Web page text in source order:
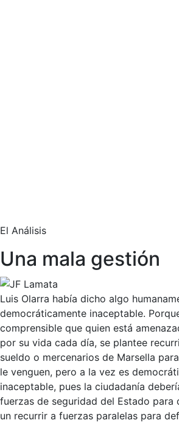
El Análisis
Una mala gestión
Luis Olarra había dicho algo
democráticamente inaceptable.
comprensible que quien está
por su vida cada día, se plantee
sueldo o mercenarios de Marsella
le venguen, pero a la vez es
inaceptable, pues la ciudadanía
fuerzas de seguridad del Estado para
un recurrir a fuerzas paralelas para